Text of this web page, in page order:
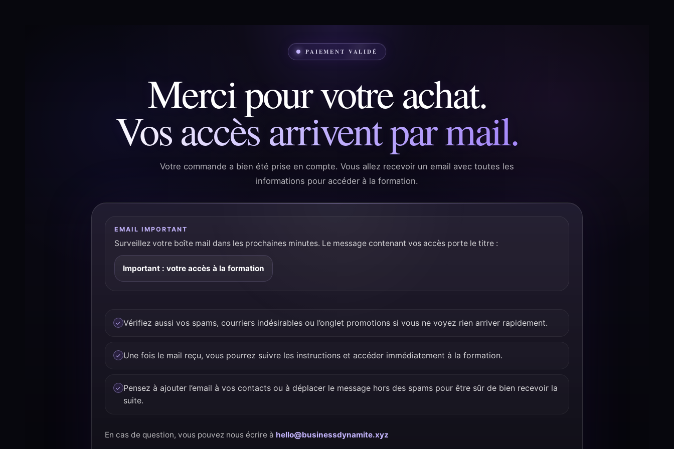
PAIEMENT VALIDÉ
Merci pour votre achat.
Vos accès arrivent par mail.
Votre commande a bien été prise en compte. Vous allez recevoir un email avec toutes les
informations pour accéder à la formation.
EMAIL IMPORTANT
Surveillez votre boîte mail dans les prochaines minutes. Le message contenant vos accès porte le titre :
Important : votre accès à la formation
Vérifiez aussi vos spams, courriers indésirables ou l’onglet promotions si vous ne voyez rien arriver rapidement.
Une fois le mail reçu, vous pourrez suivre les instructions et accéder immédiatement à la formation.
Pensez à ajouter l’email à vos contacts ou à déplacer le message hors des spams pour être sûr de bien recevoir la
suite.
En cas de question, vous pouvez nous écrire à hello@businessdynamite.xyz